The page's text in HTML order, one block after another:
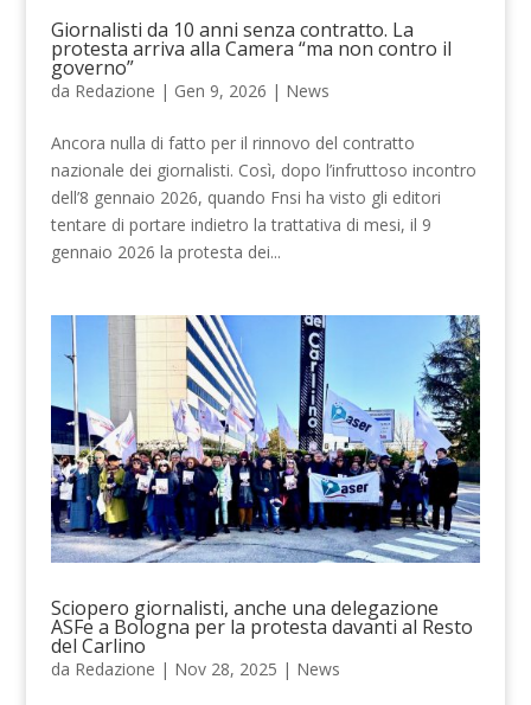
Giornalisti da 10 anni senza contratto. La
protesta arriva alla Camera “ma non contro il
governo”
da Redazione | Gen 9, 2026 | News
Ancora nulla di fatto per il rinnovo del contratto
nazionale dei giornalisti. Così, dopo l’infruttoso incontro
dell’8 gennaio 2026, quando Fnsi ha visto gli editori
tentare di portare indietro la trattativa di mesi, il 9
gennaio 2026 la protesta dei...
Sciopero giornalisti, anche una delegazione
ASFe a Bologna per la protesta davanti al Resto
del Carlino
da Redazione | Nov 28, 2025 | News